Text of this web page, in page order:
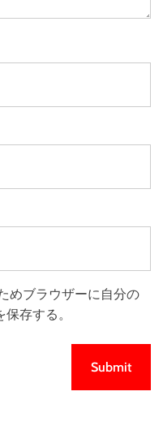
めブラウザーに自分の
存する。